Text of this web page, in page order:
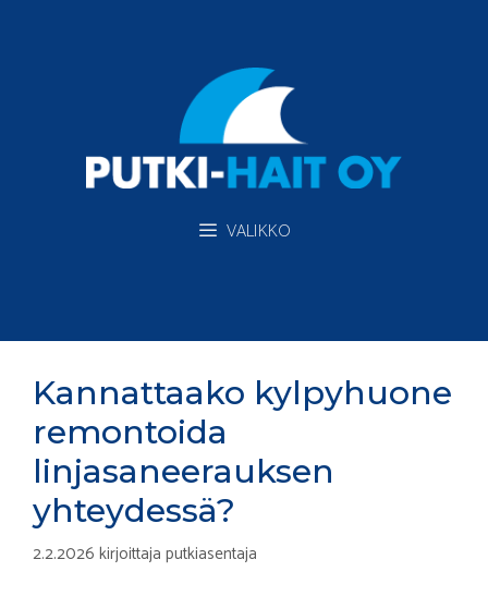
VALIKKO
Kannattaako kylpyhuone
remontoida
linjasaneerauksen
yhteydessä?
2.2.2026 kirjoittaja putkiasentaja